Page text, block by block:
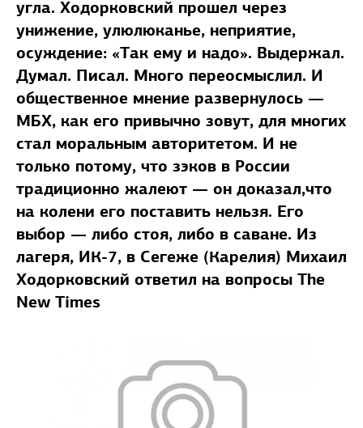
угла. Ходорковский прошел через
унижение, улюлюканье, неприятие,
осуждение: «Так ему и надо». Выдержал.
Думал. Писал. Много переосмыслил. И
общественное мнение развернулось —
МБХ, как его привычно зовут, для многих
стал моральным авторитетом. И не
только потому, что зэков в России
традиционно жалеют — он доказал,что
на колени его поставить нельзя. Его
выбор — либо стоя, либо в саване. Из
лагеря, ИК-7, в Сегеже (Карелия) Михаил
Ходорковский ответил на вопросы The
New Times